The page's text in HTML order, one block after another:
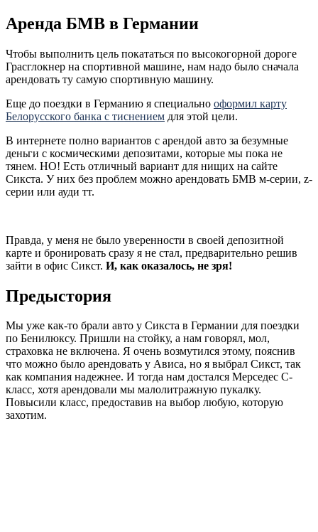
Аренда БМВ в Германии
Чтобы выполнить цель покататься по высокогорной дороге
Грасглокнер на спортивной машине, нам надо было сначала
арендовать ту самую спортивную машину.
Еще до поездки в Германию я специально оформил карту
Белорусского банка с тиснением для этой цели.
В интернете полно вариантов с арендой авто за безумные
деньги с космическими депозитами, которые мы пока не
тянем. НО! Есть отличный вариант для нищих на сайте
Сикста. У них без проблем можно арендовать БМВ м-серии, z-
серии или ауди тт.
Правда, у меня не было уверенности в своей депозитной
карте и бронировать сразу я не стал, предварительно решив
зайти в офис Сикст. И, как оказалось, не зря!
Предыстория
Мы уже как-то брали авто у Сикста в Германии для поездки
по Бенилюксу. Пришли на стойку, а нам говорял, мол,
страховка не включена. Я очень возмутился этому, пояснив
что можно было арендовать у Ависа, но я выбрал Сикст, так
как компания надежнее. И тогда нам достался Мерседес С-
класс, хотя арендовали мы малолитражную пукалку.
Повысили класс, предоставив на выбор любую, которую
захотим.